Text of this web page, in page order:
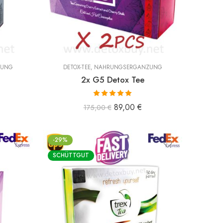
DETOX-TEE, NAHRUNGSERGÄNZUNG
2x G5 Detox Tee
Bewertet mit
5.00
von 5
175,00€ 89,00 €
-29%
SCHÜTTGUT